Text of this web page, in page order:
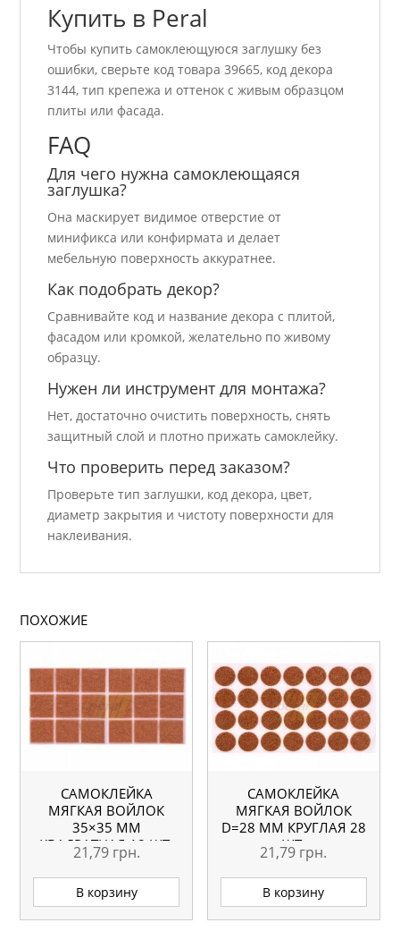
Купить в Peral
Чтобы купить самоклеющуюся заглушку без
ошибки, сверьте код товара 39665, код декора
3144, тип крепежа и оттенок с живым образцом
плиты или фасада.
FAQ
Для чего нужна самоклеющаяся
заглушка?
Она маскирует видимое отверстие от
минификса или конфирмата и делает
мебельную поверхность аккуратнее.
Как подобрать декор?
Сравнивайте код и название декора с плитой,
фасадом или кромкой, желательно по живому
образцу.
Нужен ли инструмент для монтажа?
Нет, достаточно очистить поверхность, снять
защитный слой и плотно прижать самоклейку.
Что проверить перед заказом?
Проверьте тип заглушки, код декора, цвет,
диаметр закрытия и чистоту поверхности для
наклеивания.
ПОХОЖИЕ
САМОКЛЕЙКА
МЯГКАЯ ВОЙЛОК
35×35 ММ
КВАДРАТНАЯ 18 ШТ.
21,79 грн.
В корзину
САМОКЛЕЙКА
МЯГКАЯ ВОЙЛОК
D=28 ММ КРУГЛАЯ 28
ШТ.
21,79 грн.
В корзину